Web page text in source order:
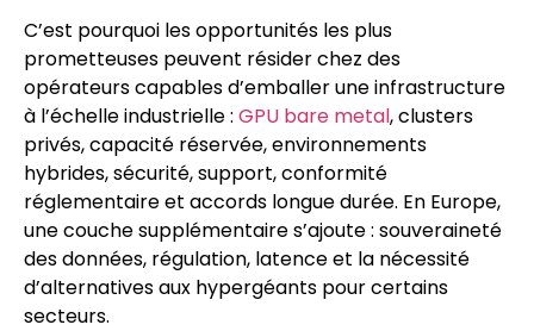
C’est pourquoi les opportunités les plus
prometteuses peuvent résider chez des
opérateurs capables d’emballer une infrastructure
à l’échelle industrielle : GPU bare metal, clusters
privés, capacité réservée, environnements
hybrides, sécurité, support, conformité
réglementaire et accords longue durée. En Europe,
une couche supplémentaire s’ajoute : souveraineté
des données, régulation, latence et la nécessité
d’alternatives aux hypergéants pour certains
secteurs.